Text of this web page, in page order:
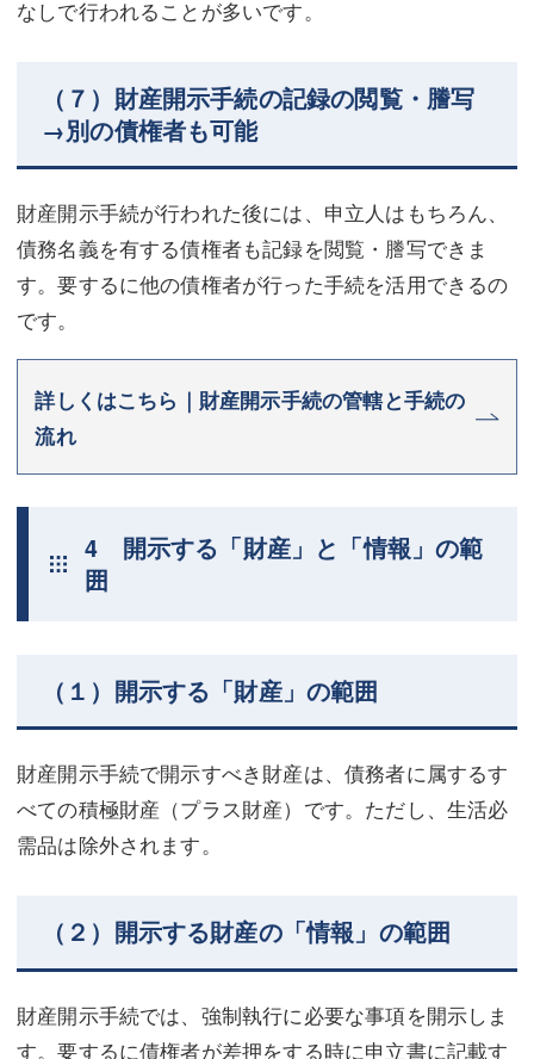
なしで行われることが多いです。
（７）財産開示手続の記録の閲覧・謄写
→別の債権者も可能
財産開示手続が行われた後には、申立人はもちろん、
債務名義を有する債権者も記録を閲覧・謄写できま
す。要するに他の債権者が行った手続を活用できるの
です。
詳しくはこちら｜財産開示手続の管轄と手続の
流れ
4 開示する「財産」と「情報」の範
囲
（１）開示する「財産」の範囲
財産開示手続で開示すべき財産は、債務者に属するす
べての積極財産（プラス財産）です。ただし、生活必
需品は除外されます。
（２）開示する財産の「情報」の範囲
財産開示手続では、強制執行に必要な事項を開示しま
す。要するに債権者が差押をする時に申立書に記載す